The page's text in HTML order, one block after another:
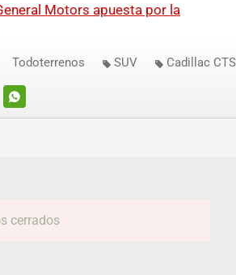
Motors apuesta por la
WHATSAPP
Todoterrenos SUV Cadillac CTS
cerrados